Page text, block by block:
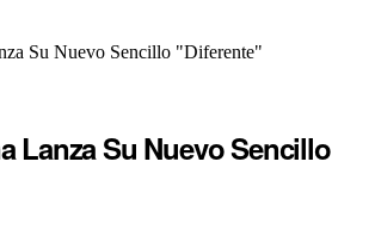
Lanza Su Nuevo Sencillo